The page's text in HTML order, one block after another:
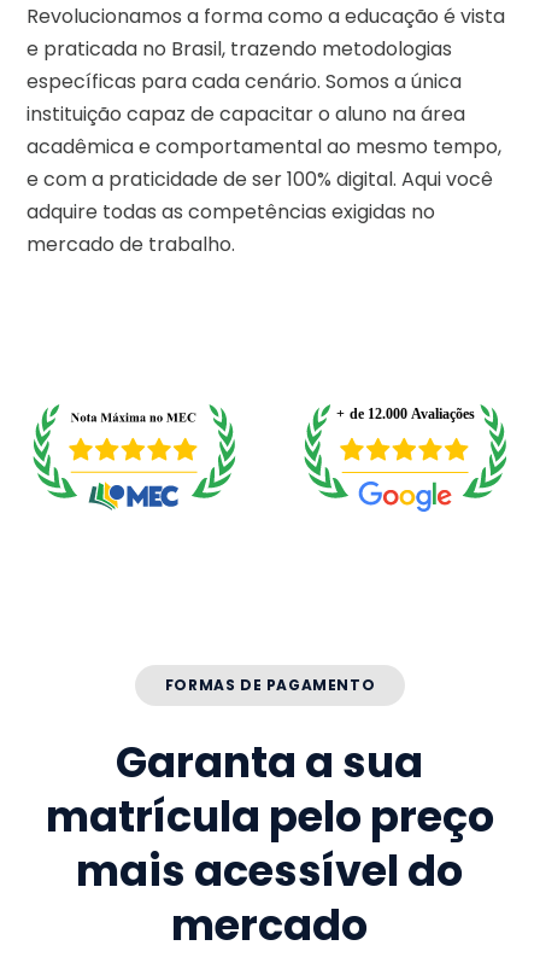
Revolucionamos a forma como a educação é vista
e praticada no Brasil, trazendo metodologias
específicas para cada cenário. Somos a única
instituição capaz de capacitar o aluno na área
acadêmica e comportamental ao mesmo tempo,
e com a praticidade de ser 100% digital. Aqui você
adquire todas as competências exigidas no
mercado de trabalho.
FORMAS DE PAGAMENTO
Garanta a sua
matrícula pelo preço
mais acessível do
mercado